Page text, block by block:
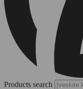
Products search